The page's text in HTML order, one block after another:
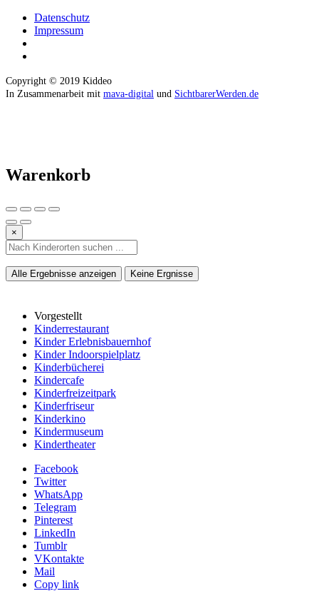
Datenschutz
Impressum
Copyright © 2019 Kiddeo
In Zusammenarbeit mit mava-digital und SichtbarerWerden.de
Warenkorb
×
Alle Ergebnisse anzeigen Keine Ergnisse
Vorgestellt
Kinderrestaurant
Kinder Erlebnisbauernhof
Kinder Indoorspielplatz
Kinderbücherei
Kindercafe
Kinderfreizeitpark
Kinderfriseur
Kinderkino
Kindermuseum
Kindertheater
Facebook
Twitter
WhatsApp
Telegram
Pinterest
LinkedIn
Tumblr
VKontakte
Mail
Copy link